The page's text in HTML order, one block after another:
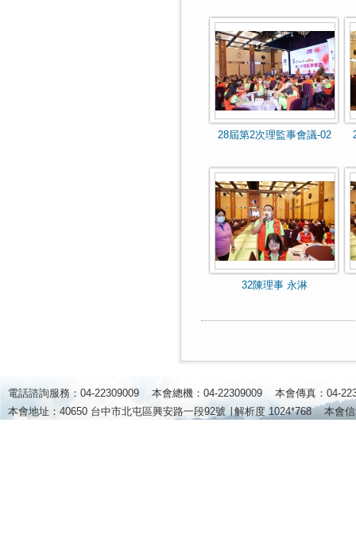
28屆第2次理監事會議-02
32陳理事 永淋
電話諮詢服務：04-22309009 本會總機：04-22309009 本會傳真：04-
本會地址：40650 台中市北屯區興安路一段92號 ∣解析度 1024*768本會信